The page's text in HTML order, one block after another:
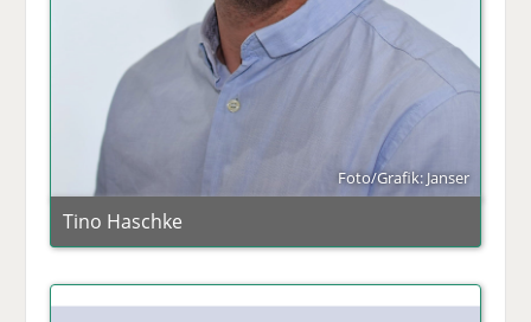
Foto/Grafik: Janser
Tino Haschke